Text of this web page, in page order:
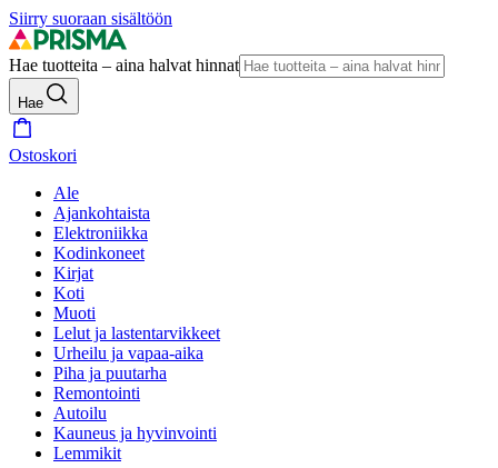
Siirry suoraan sisältöön
Hae tuotteita – aina halvat hinnat
Hae
Ostoskori
Ale
Ajankohtaista
Elektroniikka
Kodinkoneet
Kirjat
Koti
Muoti
Lelut ja lastentarvikkeet
Urheilu ja vapaa-aika
Piha ja puutarha
Remontointi
Autoilu
Kauneus ja hyvinvointi
Lemmikit